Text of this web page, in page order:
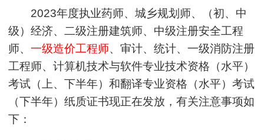
2023年度执业药师、城乡规划师、（初、中
级）经济、二级注册建筑师、中级注册安全工程
师、一级造价工程师、审计、统计、一级消防注册
工程师、计算机技术与软件专业技术资格（水平）
考试（上、下半年）和翻译专业资格（水平）考试
（下半年）纸质证书现正在发放，有关注意事项如
下：